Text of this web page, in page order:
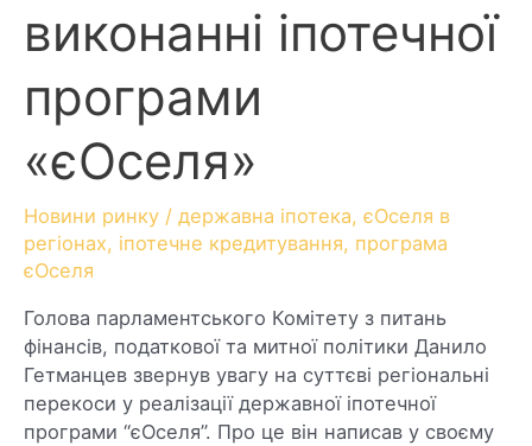
виконанні іпотечної
програми
«єОселя»
Новини ринку / державна іпотека, єОселя в
регіонах, іпотечне кредитування, програма
єОселя
Голова парламентського Комітету з питань
фінансів, податкової та митної політики Данило
Гетманцев звернув увагу на суттєві регіональні
перекоси у реалізації державної іпотечної
програми “єОселя”. Про це він написав у своєму